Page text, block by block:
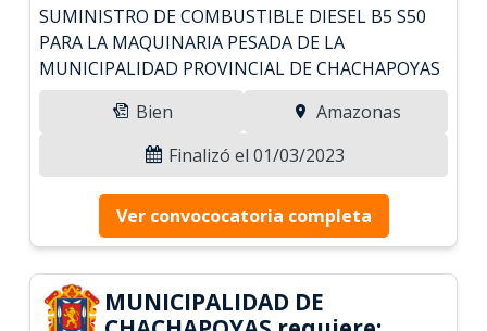
SUMINISTRO DE COMBUSTIBLE DIESEL B5 S50
PARA LA MAQUINARIA PESADA DE LA
MUNICIPALIDAD PROVINCIAL DE CHACHAPOYAS
Bien
Amazonas
Finalizó el 01/03/2023
Ver convococatoria completa
MUNICIPALIDAD DE